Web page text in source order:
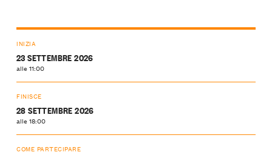
INIZIA
23 SETTEMBRE 2026
alle 11:00
FINISCE
28 SETTEMBRE 2026
alle 18:00
COME PARTECIPARE